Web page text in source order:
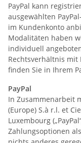
PayPal kann
ausgewählten
im Kundenkonto
Modalitäten haben
individuell
Rechtsverhältnis mit
finden Sie in Ihrem
PayPal
In Zusammenarbeit
(Europe) S.à r.l. et
Luxembourg
Zahlungsoptionen